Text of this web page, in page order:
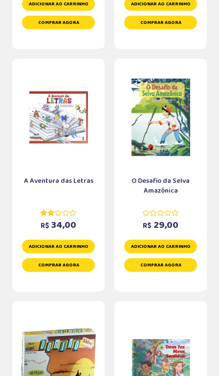
ADICIONAR AO CARRINHO
COMPRAR AGORA
ADICIONAR AO CARRINHO
COMPRAR AGORA
A Aventura das Letras
R$ 34,00
ADICIONAR AO CARRINHO
COMPRAR AGORA
O Desafio da Selva
Amazônica
R$ 29,00
ADICIONAR AO CARRINHO
COMPRAR AGORA